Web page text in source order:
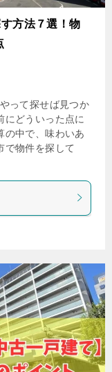
方法７選！物
って探せば見つか
にどういった点に
の中で、味わいあ
で物件を探して